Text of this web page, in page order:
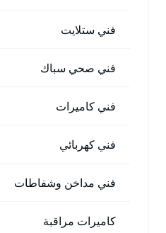
فني ستلايت
فني صحي سباك
فني كاميرات
فني كهربائي
فني مداخن وشفاطات
كاميرات مراقبة